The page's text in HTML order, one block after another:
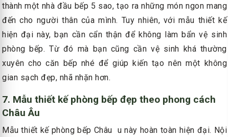
thành một nhà đầu bếp 5 sao, tạo ra những món ngon mang
đến cho người thân của mình. Tuy nhiên, với mẫu thiết kế
hiện đại này, bạn cần cẩn thận để không làm bẩn vệ sinh
phòng bếp. Từ đó mà bạn cũng cần vệ sinh khá thường
xuyên cho căn bếp nhé để giúp kiến tạo nên một không
gian sạch đẹp, nhã nhặn hơn.
7. Mẫu thiết kế phòng bếp đẹp theo phong cách
Châu Âu
Mẫu thiết kế phòng bếp Châu u này hoàn toàn hiện đại. Nội